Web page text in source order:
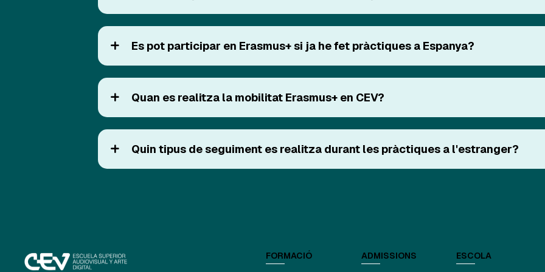
Es pot participar en Erasmus+ si ja he fet pràctiques a Espanya?
Quan es realitza la mobilitat Erasmus+ en CEV?
Quin tipus de seguiment es realitza durant les pràctiques a l'estranger?
FORMACIÓ ADMISSIONS ESCOLA